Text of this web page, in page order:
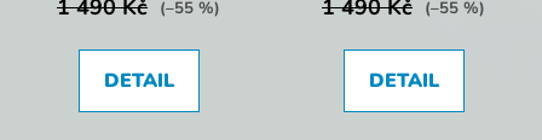
1 490 Kč (–55 %)
DETAIL
1 490 Kč (–55 %)
DETAIL